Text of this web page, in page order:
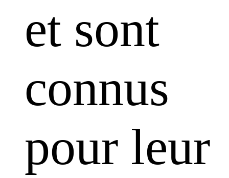
et sont
connus
pour leur